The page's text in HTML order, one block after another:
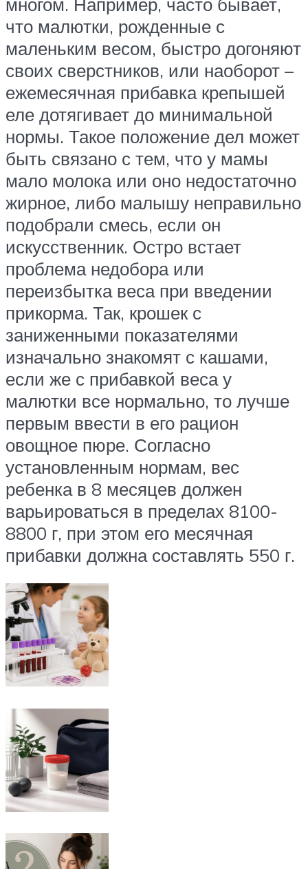
что малютки, рожденные с
маленьким весом, быстро догоняют
своих сверстников, или наоборот –
ежемесячная прибавка крепышей
еле дотягивает до минимальной
нормы. Такое положение дел может
быть связано с тем, что у мамы
мало молока или оно недостаточно
жирное, либо малышу неправильно
подобрали смесь, если он
искусственник. Остро встает
проблема недобора или
переизбытка веса при введении
прикорма. Так, крошек с
заниженными показателями
изначально знакомят с кашами,
если же с прибавкой веса у
малютки все нормально, то лучше
первым ввести в его рацион
овощное пюре. Согласно
установленным нормам, вес
ребенка в 8 месяцев должен
варьироваться в пределах 8100-
8800 г, при этом его месячная
прибавки должна составлять 550 г.